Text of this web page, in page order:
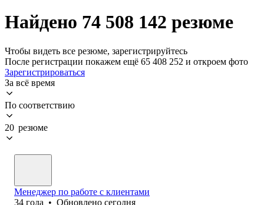
Найдено 74 508 142 резюме
Чтобы видеть все резюме, зарегистрируйтесь
После регистрации покажем ещё 65 408 252 и откроем фото
Зарегистрироваться
За всё время
По соответствию
20 резюме
Менеджер по работе с клиентами
34 года • Обновлено сегодня